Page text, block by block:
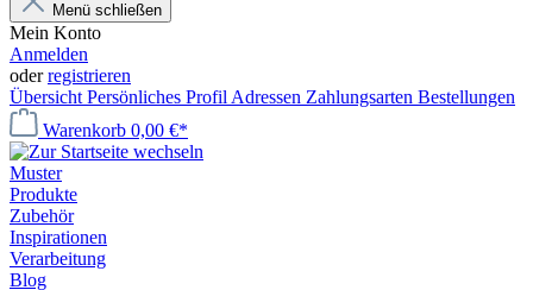
Menü schließen
Mein Konto
Anmelden
oderregistrieren
Übersicht Persönliches Profil Adressen Zahlungsarten Bestellungen
Warenkorb 0,00 €*
Muster
Produkte
Zubehör
Inspirationen
Verarbeitung
Blog